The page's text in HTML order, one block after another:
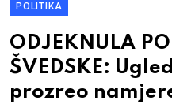
POLITIKA
ODJEKNULA
ŠVEDSKE:
prozreo